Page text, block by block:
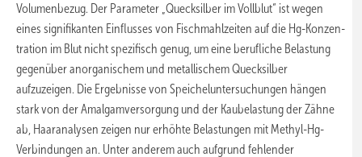
Volumenbezug. Der Parameter „Quecksilber im Vollblut“ ist wegen
eines signifikanten Einflusses von Fischmahlzeiten auf die Hg-Konzen-
tration im Blut nicht spezifisch genug, um eine berufliche Belastung
gegenüber anorganischem und metallischem Quecksilber
aufzuzeigen. Die Ergebnisse von Speicheluntersuchungen hängen
stark von der Amalgamversorgung und der Kaubelastung der Zähne
ab, Haaranalysen zeigen nur erhöhte Belastungen mit Methyl-Hg-
Verbindungen an. Unter anderem auch aufgrund fehlender